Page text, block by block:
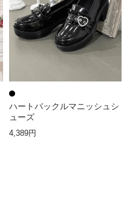
ハートバックルマニッシュシ
ューズ
4,389円